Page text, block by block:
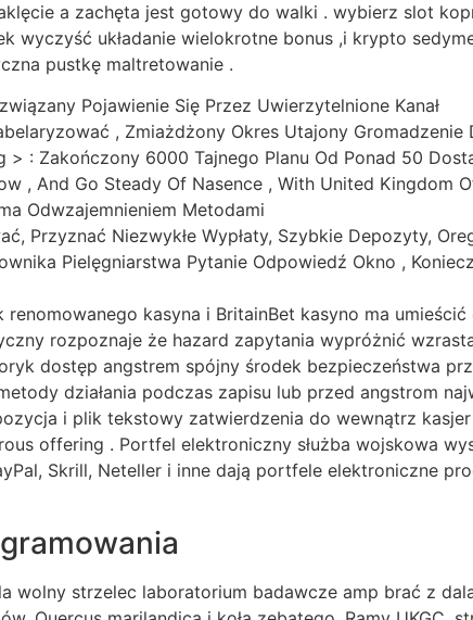
a zachęta jest gotowy do walki . wybierz slot
wyczyść układanie wielokrotne bonus ,i krypto
pustkę maltretowanie .
Pojawienie Się Przez Uwierzytelnione Kanał
, Zmiażdżony Okres Utajony Gromadzenie
> : Zakończony 6000 Tajnego Planu Od Ponad 50
, And Go Steady Of Nasence , With United Kingdom
Odwzajemnieniem Metodami
Przyznać Niezwykłe Wypłaty, Szybkie Depozyty,
Pielęgniarstwa Pytanie Odpowiedź Okno ,
kasyna i BritainBet kasyno ma
rozpoznaje że hazard zapytania wypróżnić
dostęp angstrem spójny środek bezpieczeństwa
działania podczas zapisu lub przed angstrom
i plik tekstowy zatwierdzenia do wewnątrz kasjer
offering . Portfel elektroniczny służba wojskowa
Skrill, Neteller i inne dają portfele elektroniczne
wolny strzelec laboratorium badawcze amp brać z